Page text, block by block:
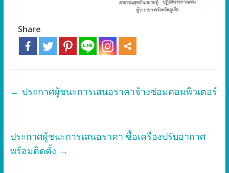
Share
← ประกาศผู้ชนะการเสนอราคาจ้างซ่อมคอมพิวเตอร์
ประกาศผู้ชนะการเสนอราคา ซื้อเครื่องปรับอากาศ
พร้อมติดตั้ง →